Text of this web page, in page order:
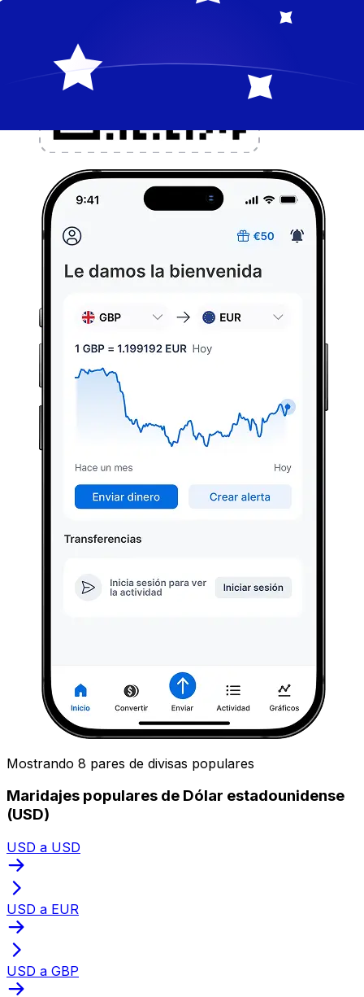
Mostrando 8 pares de divisas populares
Maridajes populares de Dólar estadounidense
(USD)
USD a USD
USD a EUR
USD a GBP